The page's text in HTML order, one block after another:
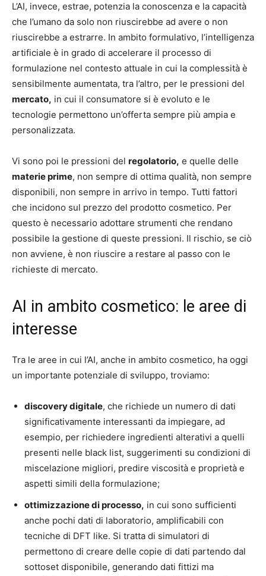
L’AI, invece, estrae, potenzia la conoscenza e la capacità
che l’umano da solo non riuscirebbe ad avere o non
riuscirebbe a estrarre. In ambito formulativo, l’intelligenza
artificiale è in grado di accelerare il processo di
formulazione nel contesto attuale in cui la complessità è
sensibilmente aumentata, tra l’altro, per le pressioni del
mercato, in cui il consumatore si è evoluto e le
tecnologie permettono un’offerta sempre più ampia e
personalizzata.
Vi sono poi le pressioni del regolatorio, e quelle delle
materie prime, non sempre di ottima qualità, non sempre
disponibili, non sempre in arrivo in tempo. Tutti fattori
che incidono sul prezzo del prodotto cosmetico. Per
questo è necessario adottare strumenti che rendano
possibile la gestione di queste pressioni. Il rischio, se ciò
non avviene, è non riuscire a restare al passo con le
richieste di mercato.
AI in ambito cosmetico: le aree di
interesse
Tra le aree in cui l’AI, anche in ambito cosmetico, ha oggi
un importante potenziale di sviluppo, troviamo:
discovery digitale, che richiede un numero di dati
significativamente interessanti da impiegare, ad
esempio, per richiedere ingredienti alterativi a quelli
presenti nelle black list, suggerimenti su condizioni di
miscelazione migliori, predire viscosità e proprietà e
aspetti simili della formulazione;
ottimizzazione di processo, in cui sono sufficienti
anche pochi dati di laboratorio, amplificabili con
tecniche di DFT like. Si tratta di simulatori di
permettono di creare delle copie di dati partendo dal
sottoset disponibile, generando dati fittizi ma